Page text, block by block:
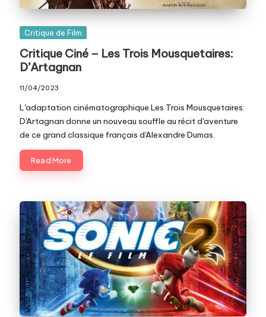
Posted
Critique de Film
Critique Ciné – Les Trois Mousquetaires:
D’Artagnan
11/04/2023
L'adaptation cinématographique Les Trois Mousquetaires:
D'Artagnan donne un nouveau souffle au récit d'aventure
de ce grand classique français d'Alexandre Dumas.
Read More